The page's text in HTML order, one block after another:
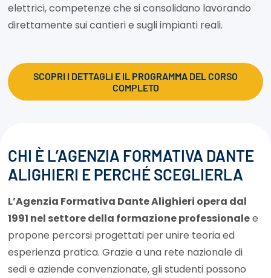
elettrici, competenze che si consolidano lavorando
direttamente sui cantieri e sugli impianti reali.
SCOPRI I DETTAGLI E IL PROGRAMMA DEL CORSO
COMPLETO
CHI È L’AGENZIA FORMATIVA DANTE
ALIGHIERI E PERCHÉ SCEGLIERLA
L’Agenzia Formativa Dante Alighieri opera dal
1991 nel settore della formazione professionalee
propone percorsi progettati per unire teoria ed
esperienza pratica. Grazie a una rete nazionale di
sedi e aziende convenzionate, gli studenti possono